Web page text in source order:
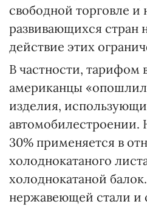
свободной торговле и
развивающихся стран
действие этих
В частности, тарифом
американцы
изделия,
автомобилестроении.
30% применяется в
холоднокатаного
холоднокатаной
нержавеющей стали и